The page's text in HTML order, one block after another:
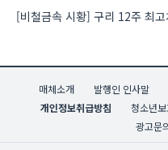
[비철금속 시황] 구리 12주 최
매체소개 발행인 인사말
개인정보취급방침
청소년
광고문